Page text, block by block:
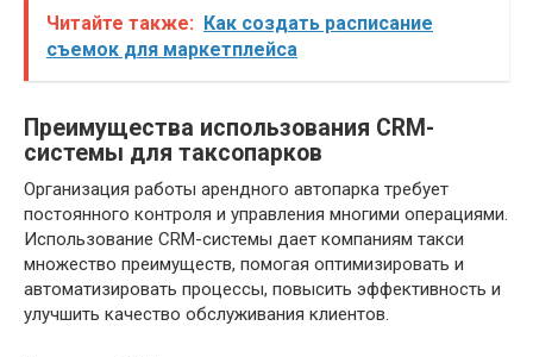
Читайте также: Как создать расписание
съемок для маркетплейса
Преимущества использования CRM-
системы для таксопарков
Организация работы арендного автопарка требует
постоянного контроля и управления многими операциями.
Использование CRM-системы дает компаниям такси
множество преимуществ, помогая оптимизировать и
автоматизировать процессы, повысить эффективность и
улучшить качество обслуживания клиентов.